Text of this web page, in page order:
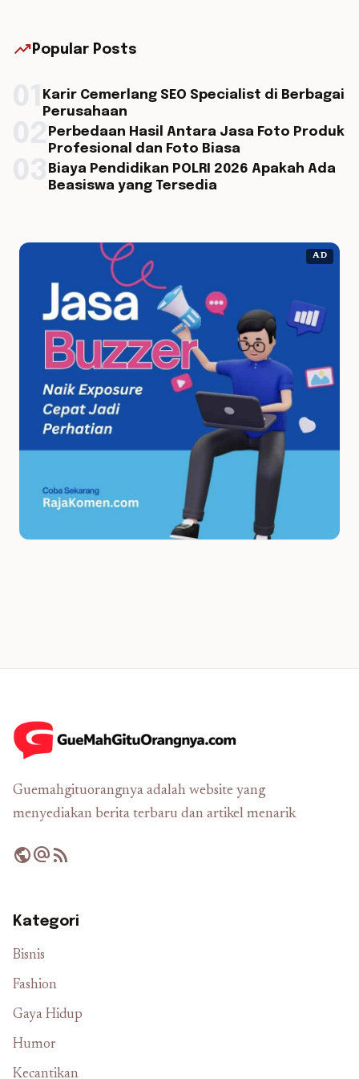
trending_up Popular Posts
Karir Cemerlang SEO Specialist di Berbagai
Perusahaan
Perbedaan Hasil Antara Jasa Foto Produk
Profesional dan Foto Biasa
Biaya Pendidikan POLRI 2026 Apakah Ada
Beasiswa yang Tersedia
AD
Guemahgituorangnya adalah website yang
menyediakan berita terbaru dan artikel menarik
publicalternate_emailrss_feed
Kategori
Bisnis
Fashion
Gaya Hidup
Humor
Kecantikan